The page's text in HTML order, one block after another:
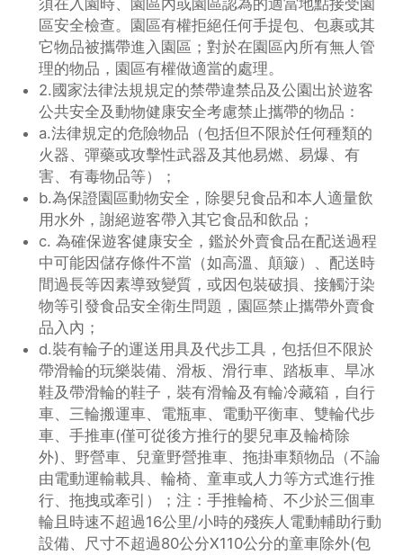
區安全檢查。園區有權拒絕任何手提包、包裹或其
它物品被攜帶進入園區；對於在園區內所有無人管
理的物品，園區有權做適當的處理。
2.國家法律法規規定的禁帶違禁品及公園出於遊客
公共安全及動物健康安全考慮禁止攜帶的物品：
a.法律規定的危險物品（包括但不限於任何種類的
火器、彈藥或攻擊性武器及其他易燃、易爆、有
害、有毒物品等）；
b.為保證園區動物安全，除嬰兒食品和本人適量飲
用水外，謝絕遊客帶入其它食品和飲品；
c. 為確保遊客健康安全，鑑於外賣食品在配送過程
中可能因儲存條件不當（如高溫、顛簸）、配送時
間過長等因素導致變質，或因包裝破損、接觸汙染
物等引發食品安全衛生問題，園區禁止攜帶外賣食
品入內；
d.裝有輪子的運送用具及代步工具，包括但不限於
帶滑輪的玩樂裝備、滑板、滑行車、踏板車、旱冰
鞋及帶滑輪的鞋子，裝有滑輪及有輪冷藏箱，自行
車、三輪搬運車、電瓶車、電動平衡車、雙輪代步
車、手推車(僅可從後方推行的嬰兒車及輪椅除
外)、野營車、兒童野營推車、拖掛車類物品（不論
由電動運輸載具、輪椅、童車或人力等方式進行推
行、拖拽或牽引）；注：手推輪椅、不少於三個車
輪且時速不超過16公里/小時的殘疾人電動輔助行動
設備、尺寸不超過80公分X110公分的童車除外(包